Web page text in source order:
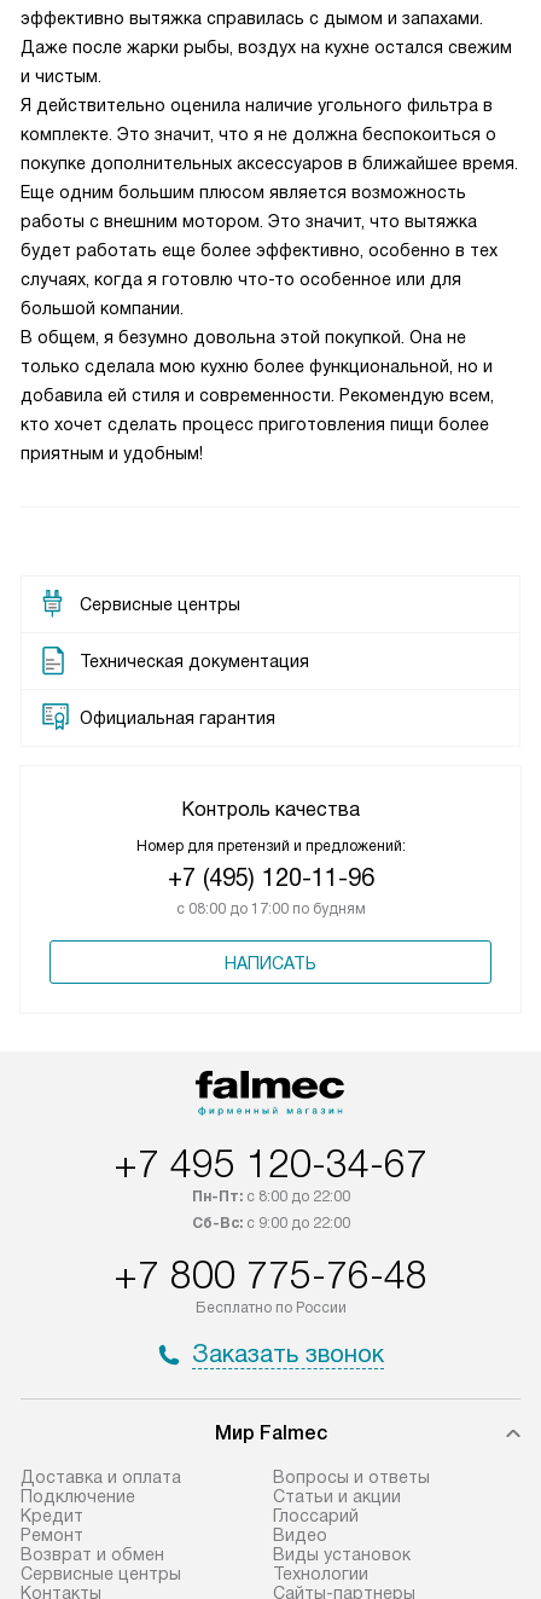
эффективно вытяжка справилась с дымом и запахами.
Даже после жарки рыбы, воздух на кухне остался свежим
и чистым.
Я действительно оценила наличие угольного фильтра в
комплекте. Это значит, что я не должна беспокоиться о
покупке дополнительных аксессуаров в ближайшее время.
Еще одним большим плюсом является возможность
работы с внешним мотором. Это значит, что вытяжка
будет работать еще более эффективно, особенно в тех
случаях, когда я готовлю что-то особенное или для
большой компании.
В общем, я безумно довольна этой покупкой. Она не
только сделала мою кухню более функциональной, но и
добавила ей стиля и современности. Рекомендую всем,
кто хочет сделать процесс приготовления пищи более
приятным и удобным!
Сервисные центры
Техническая документация
Официальная гарантия
Контроль качества
Номер для претензий и предложений:
+7 (495) 120-11-96
с 08:00 до 17:00 по будням
НАПИСАТЬ
+7 495 120-34-67
Пн-Пт:с 8:00 до 22:00
Сб-Вс:с 9:00 до 22:00
+7 800 775-76-48
Бесплатно по России
Заказать звонок
Мир Falmec
Доставка и оплата
Подключение
Кредит
Ремонт
Возврат и обмен
Сервисные центры
Контакты
Вопросы и ответы
Статьи и акции
Глоссарий
Видео
Виды установок
Технологии
Сайты-партнеры